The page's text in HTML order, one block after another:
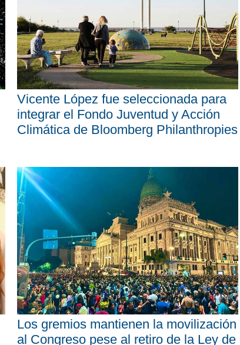
Vicente López fue seleccionada para
integrar el Fondo Juventud y Acción
Climática de Bloomberg Philanthropies
Los gremios mantienen la movilización
al Congreso pese al retiro de la Ley de